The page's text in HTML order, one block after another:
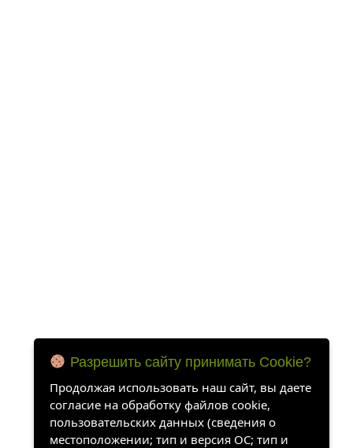
Разрешить сайту принимать Cookie?
Продолжая использовать наш сайт, вы даете
согласие на обработку файлов cookie,
пользовательских данных (сведения о
местоположении; тип и версия ОС; тип и